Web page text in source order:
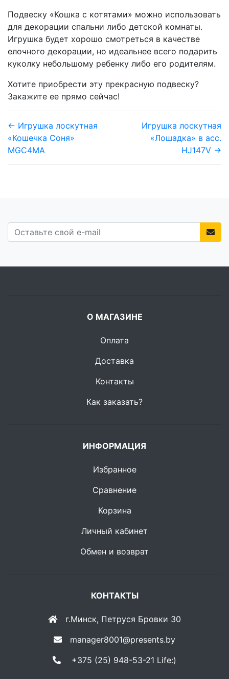
Подвеску «Кошка с котятами» можно использовать
для декорации спальни либо детской комнаты.
Игрушка будет хорошо смотреться в качестве
елочного декорации, но идеальнее всего подарить
куколку небольшому ребенку либо его родителям.
Хотите приобрести эту прекрасную подвеску?
Закажите ее прямо сейчас!
← Игрушка лоскутная
«Кошечка Соня»
MGC4MA
Игрушка лоскутная
«Лошадка» в асс.
HJ147V →
О МАГАЗИНЕ
Оплата
Доставка
Контакты
Как заказать?
ИНФОРМАЦИЯ
Избранное
Сравнение
Корзина
Личный кабинет
Обмен и возврат
КОНТАКТЫ
г.Минск, Петруся Бровки 30
manager8001@presents.by
+375 (25) 948-53-21 Life:)